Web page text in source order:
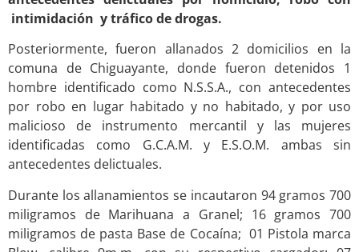
intimidación y tráfico de drogas.
Posteriormente, fueron allanados 2 domicilios en la
comuna de Chiguayante, donde fueron detenidos 1
hombre identificado como N.S.S.A., con antecedentes
por robo en lugar habitado y no habitado, y por uso
malicioso de instrumento mercantil y las mujeres
identificadas como G.C.A.M. y E.S.O.M. ambas sin
antecedentes delictuales.
Durante los allanamientos se incautaron 94 gramos 700
miligramos de Marihuana a Granel; 16 gramos 700
miligramos de pasta Base de Cocaína; 01 Pistola marca